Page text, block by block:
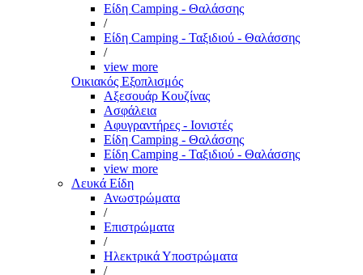
Είδη Camping - Θαλάσσης
/
Είδη Camping - Ταξιδιού - Θαλάσσης
/
view more
Οικιακός Εξοπλισμός
Αξεσουάρ Κουζίνας
Ασφάλεια
Αφυγραντήρες - Ιονιστές
Είδη Camping - Θαλάσσης
Είδη Camping - Ταξιδιού - Θαλάσσης
view more
Λευκά Είδη
Ανωστρώματα
/
Επιστρώματα
/
Ηλεκτρικά Υποστρώματα
/